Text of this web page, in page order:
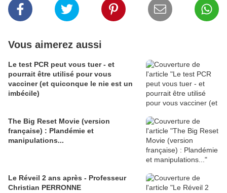
Vous aimerez aussi
Le test PCR peut vous tuer - et
pourrait être utilisé pour vous
vacciner (et quiconque le nie est un
imbécile)
The Big Reset Movie (version
française) : Plandémie et
manipulations...
Le Réveil 2 ans après - Professeur
Christian PERRONNE